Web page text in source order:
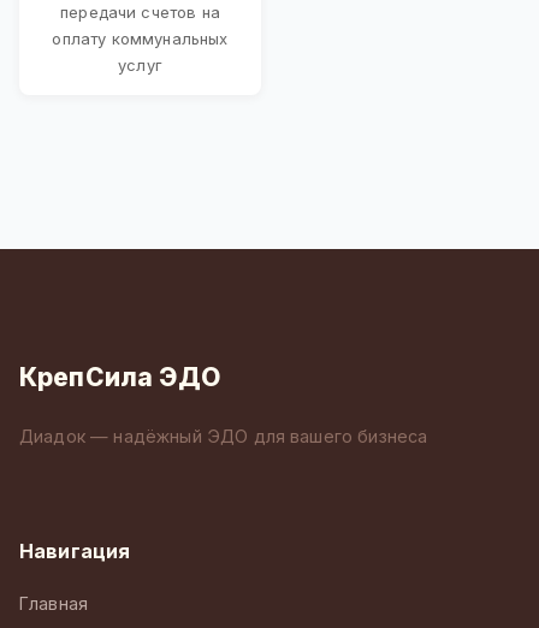
передачи счетов на
оплату коммунальных
услуг
КрепСила ЭДО
Диадок — надёжный ЭДО для вашего бизнеса
Навигация
Главная